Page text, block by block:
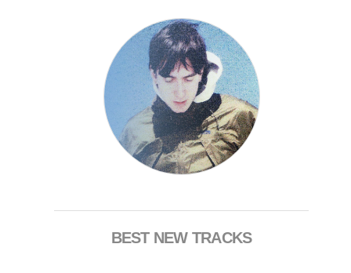
BEST NEW TRACKS